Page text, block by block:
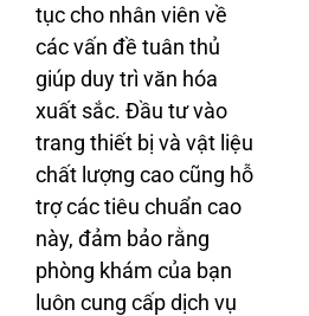
tục cho nhân viên về
các vấn đề tuân thủ
giúp duy trì văn hóa
xuất sắc. Đầu tư vào
trang thiết bị và vật liệu
chất lượng cao cũng hỗ
trợ các tiêu chuẩn cao
này, đảm bảo rằng
phòng khám của bạn
luôn cung cấp dịch vụ